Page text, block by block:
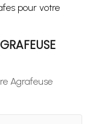
pour votre
Agrafeuse